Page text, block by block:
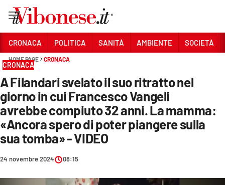
Sezioni
CRONACA
POLITICA
SANITÀ
AMBIENTE
CRONACA POLITICA SANITÀ AMBIENTE SOCIETÀ
HOME PAGE CRONACA
CRONACA
A Filandari svelato il suo ritratto nel
giorno in cui Francesco Vangeli
avrebbe compiuto 32 anni. La mamma:
«Ancora spero di poter piangere sulla
sua tomba» - VIDEO
24 novembre 2024 08:15